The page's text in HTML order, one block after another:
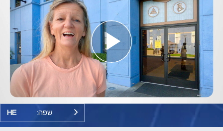
Play
Video
שפה: HE